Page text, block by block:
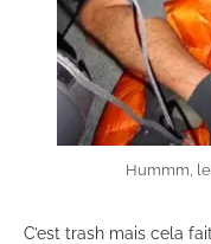
Hummm,
C’est trash mais cela